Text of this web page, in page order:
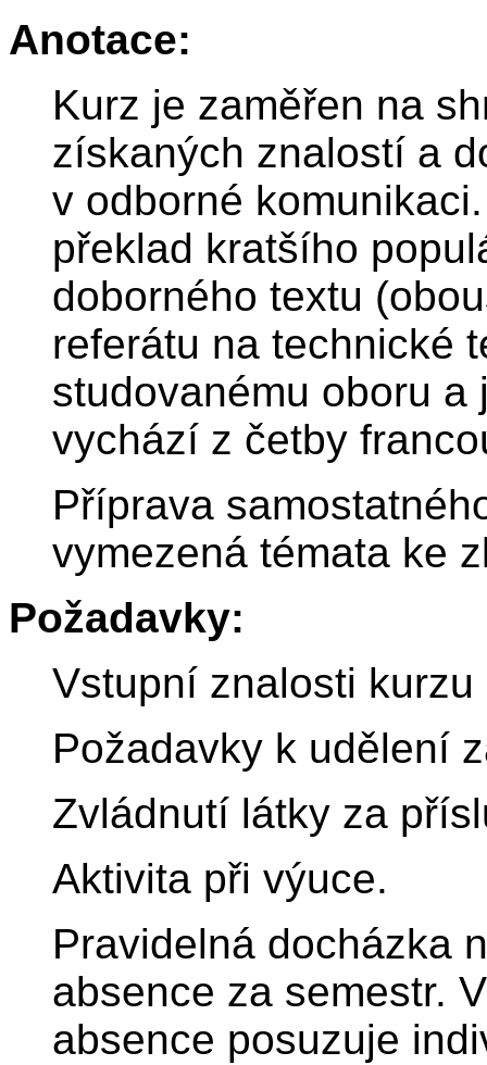
Anotace:
Kurz je zaměřen na
získaných znalostí a
v odborné
překlad kratšího
doborného textu
referátu na technické
studovanému oboru
vychází z četby
Příprava
vymezená témata ke
Požadavky:
Vstupní znalosti kurzu
Požadavky k udělení
Zvládnutí látky za
Aktivita při výuce.
Pravidelná docházka
absence za semestr.
absence posuzuje